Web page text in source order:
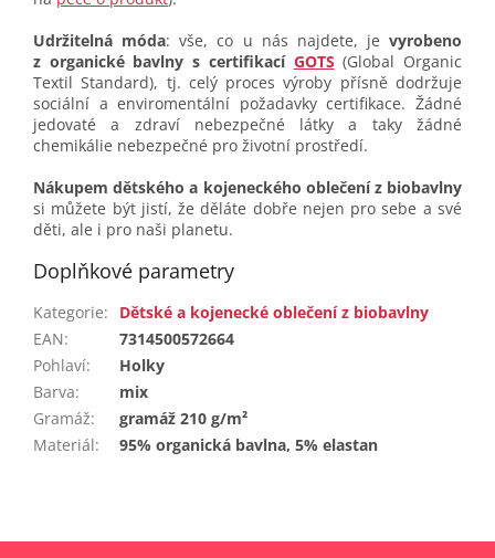
Udržitelná móda: vše, co u nás najdete, je vyrobeno
z organické bavlny s certifikací GOTS (Global Organic
Textil Standard), tj. celý proces výroby přísně dodržuje
sociální a enviromentální požadavky certifikace. Žádné
jedovaté a zdraví nebezpečné látky a taky žádné
chemikálie nebezpečné pro životní prostředí.
Nákupem dětského a kojeneckého oblečení z biobavlny
si můžete být jistí, že děláte dobře nejen pro sebe a své
děti, ale i pro naši planetu.
Doplňkové parametry
Kategorie:
Dětské a kojenecké oblečení z biobavlny
EAN:
7314500572664
Pohlaví:
Holky
Barva:
mix
Gramáž:
gramáž 210 g/m²
Materiál: 95% organická bavlna, 5% elastan